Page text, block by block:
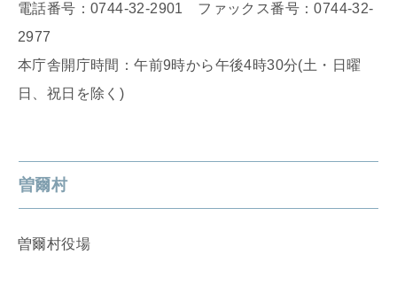
電話番号：0744-32-2901 ファックス番号：0744-32-
2977
本庁舎開庁時間：午前9時から午後4時30分(土・日曜
日、祝日を除く)
曽爾村
曽爾村役場